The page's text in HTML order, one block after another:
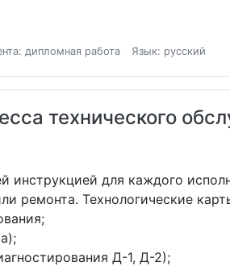
дипломная работа Язык: русский
технического
инструкцией для каждого
ремонта. Технологические
Д-1, Д-2);